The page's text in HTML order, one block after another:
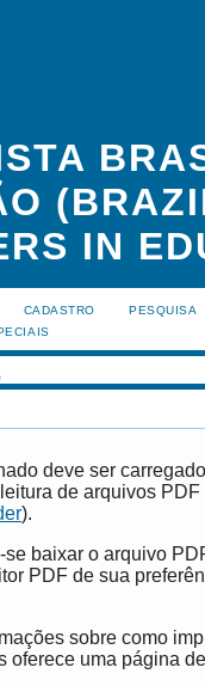
IN
CADASTRO
PESQUISA
deve ser
de arquivos
).
baixar o arquivo
PDF de sua
sobre como
oferece uma página